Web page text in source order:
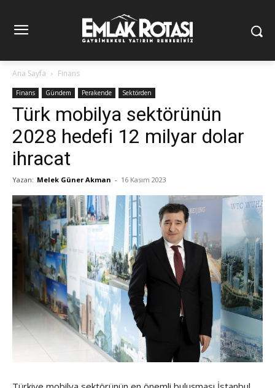
Ana Sayfa Finans
Finans Gündem Perakende Sektörden
Türk mobilya sektörünün
2028 hedefi 12 milyar dolar
ihracat
Yazan: Melek Güner Akman - 16 Kasım 2023